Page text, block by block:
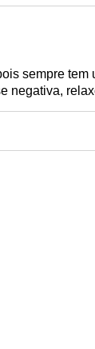
sempre
negativa,